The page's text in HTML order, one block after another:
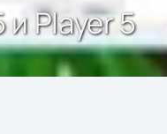
и Player 5